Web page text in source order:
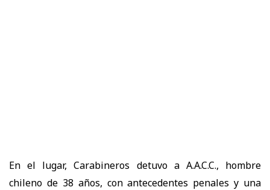
En el lugar, Carabineros detuvo a A.A.C.C., hombre
chileno de 38 años, con antecedentes penales y una